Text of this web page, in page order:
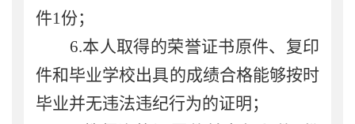
件1份；
6.本人取得的荣誉证书原件、复印
件和毕业学校出具的成绩合格能够按时
毕业并无违法违纪行为的证明；